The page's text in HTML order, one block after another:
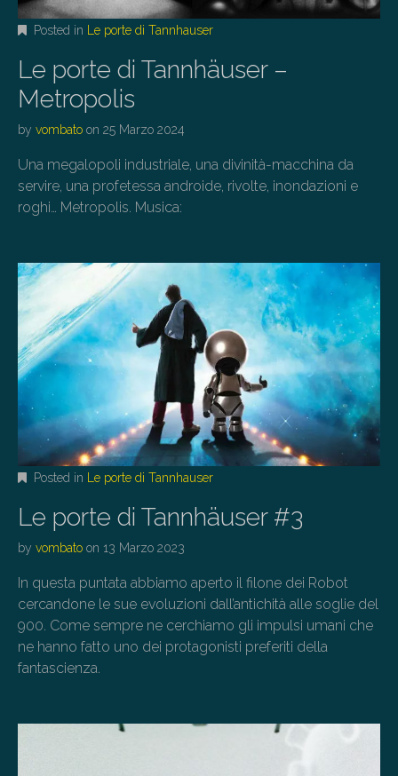
Posted in Le porte di Tannhauser
Le porte di Tannhäuser –
Metropolis
by vombato on 25 Marzo 2024
Una megalopoli industriale, una divinità-macchina da
servire, una profetessa androide, rivolte, inondazioni e
roghi… Metropolis. Musica:
Posted in Le porte di Tannhauser
Le porte di Tannhäuser #3
by vombato on 13 Marzo 2023
In questa puntata abbiamo aperto il filone dei Robot
cercandone le sue evoluzioni dall’antichità alle soglie del
900. Come sempre ne cerchiamo gli impulsi umani che
ne hanno fatto uno dei protagonisti preferiti della
fantascienza.